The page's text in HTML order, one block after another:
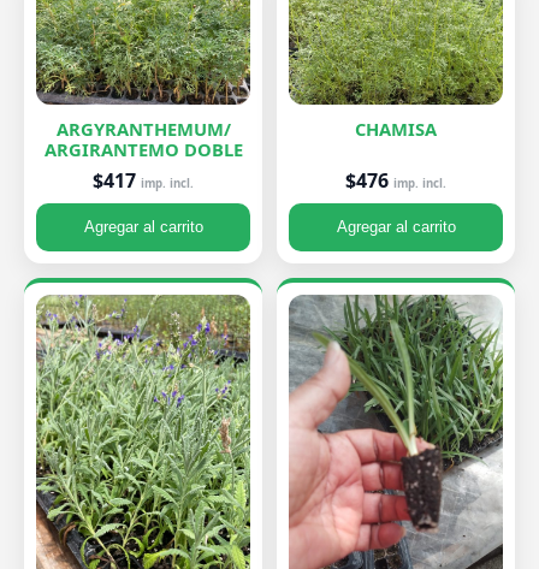
ARGYRANTHEMUM/
ARGIRANTEMO DOBLE
$417 imp. incl.
Agregar al carrito
CHAMISA
$476 imp. incl.
Agregar al carrito